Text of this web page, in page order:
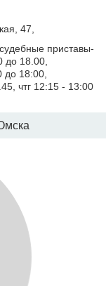
47,
приставы-
до 18.00,
до 18:00,
чтг 12:15 - 13:00